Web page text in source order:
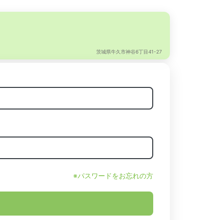
茨城県牛久市神谷6丁目41-27
※パスワードをお忘れの方